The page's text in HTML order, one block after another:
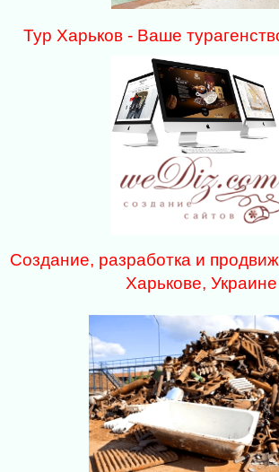
Тур Харьков - Ваше
Создание, разработка и
Харькове, Украине